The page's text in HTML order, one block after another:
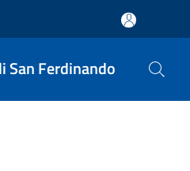
San Ferdinando